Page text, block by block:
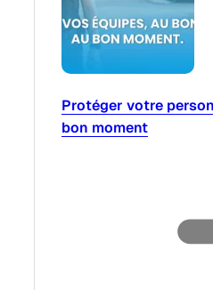
Protéger votre
bon moment